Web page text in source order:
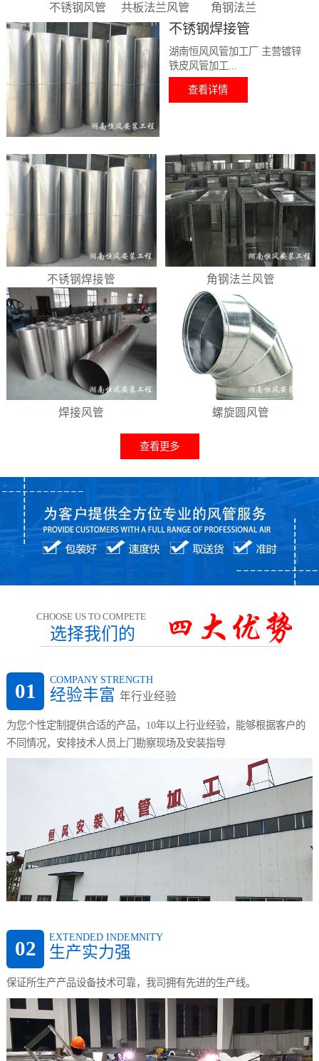
不锈钢风管 共板法兰风管 角钢法兰
不锈钢焊接管
湖南恒风风管加工厂 主营镀锌
铁皮风管加工...
查看详情
不锈钢焊接管 角钢法兰风管
焊接风管 螺旋圆风管
查看更多
CHOOSE US TO COMPETE
选择我们的
01 COMPANY STRENGTH
经验丰富 年行业经验
为您个性定制提供合适的产品，10年以上行业经验，能够根据客户的
不同情况，安排技术人员上门勘察现场及安装指导
02 EXTENDED INDEMNITY
生产实力强
保证所生产产品设备技术可靠，我司拥有先进的生产线。